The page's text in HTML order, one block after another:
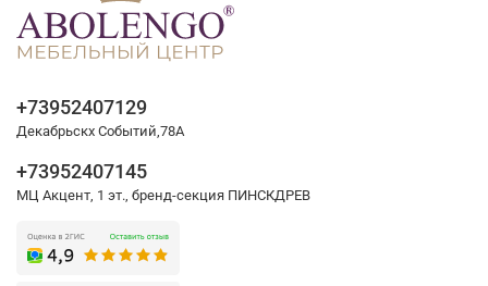
+73952407129
Декабрьскх Событий,78А
+73952407145
МЦ Акцент, 1 эт., бренд-секция ПИНСКДРЕВ